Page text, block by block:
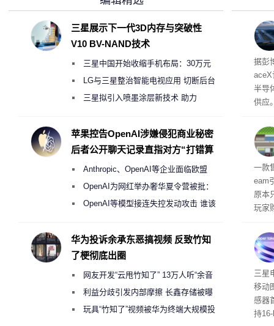
电
据彭
aceX
半导
供应
开
取“
的
全
一款
eam
原本
玩家
入
传
三星
移动
感器
持
三星展示下一代3D内存与突破性
V10 BV-NAND技术
三星中国开始收缩手机布局：30万元
月销售额不达标门店 将被逐步清退
LG与三星整治智能电视应用 切断后台
偷偷共享带宽的违规行为
三星拟引入喷墨涂层新技术 助力
度
苹果控告OpenAI涉嫌侵犯商业秘密
后者公开聊天记录直指对方“打错算
Anthropic、OpenAI等企业面临欧盟
《人工智能法案》全新执法权限审查
OpenAI为网红举办奢华夏令营被批：
2000美元一晚 遭讽“反乌托邦”
OpenAI等模型接连失控发动攻击 谁该
华为投诉余承东恶搞视频 反致竹知
了梗彻底出圈
网友开发“云甩竹知了” 13万人听“余音
绕梁”利益分歧引发内部摩擦 长鑫存储被曝
曾将华为驻场工程师驱逐出研发基地
玩具“竹知了”视频被华为终端大规模投